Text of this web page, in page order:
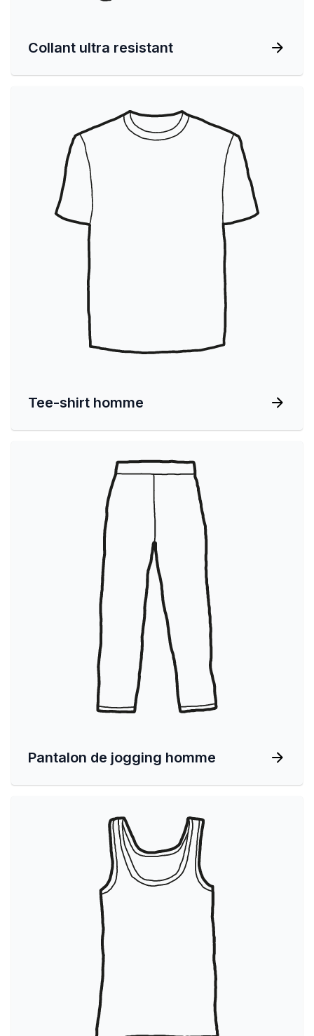
Collant ultra resistant
Tee-shirt homme
Pantalon de jogging homme